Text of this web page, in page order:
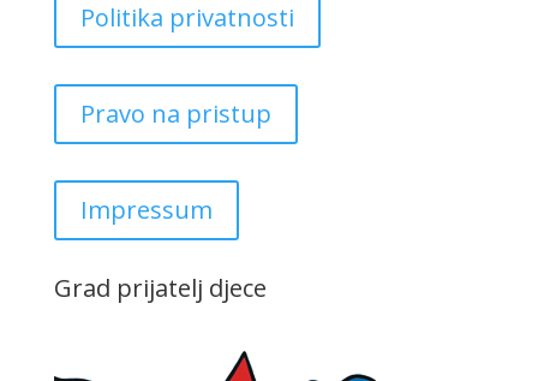
Politika privatnosti
Pravo na pristup
Impressum
Grad prijatelj djece